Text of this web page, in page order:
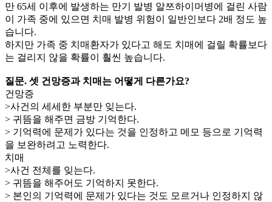
만 65세 이후에 발생하는 만기 발병 알쯔하이머병에 걸린 사람
이 가족 중에 있으면 치매 발병 위험이 일반인보다 2배 정도 높
습니다.
하지만 가족 중 치매환자가 있다고 해도 치매에 걸릴 확률보다
는 걸리지 않을 확률이 훨씬 높습니다.
질문. 셋 건망증과 치매는 어떻게 다른가요?
건망증
>사건의 세세한 부분만 잊는다.
> 귀뜸을 해주면 금방 기억한다.
> 기억력에 문제가 있다는 것을 인정하고 메모 등으로 기억력
을 보완하려고 노력한다.
치매
>사건 전체를 잊는다.
> 귀뜸을 해주어도 기억하지 못한다.
> 본인의 기억력에 문제가 있다는 것도 모르거나 인정하지 않